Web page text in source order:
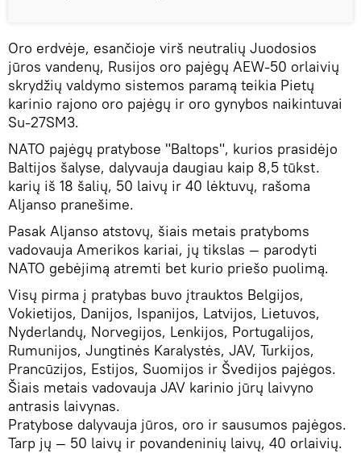
Oro erdvėje, esančioje virš neutralių Juodosios
jūros vandenų, Rusijos oro pajėgų AEW-50 orlaivių
skrydžių valdymo sistemos paramą teikia Pietų
karinio rajono oro pajėgų ir oro gynybos naikintuvai
Su-27SM3.
NATO pajėgų pratybose "Baltops", kurios prasidėjo
Baltijos šalyse, dalyvauja daugiau kaip 8,5 tūkst.
karių iš 18 šalių, 50 laivų ir 40 lėktuvų, rašoma
Aljanso pranešime.
Pasak Aljanso atstovų, šiais metais pratyboms
vadovauja Amerikos kariai, jų tikslas — parodyti
NATO gebėjimą atremti bet kurio priešo puolimą.
Visų pirma į pratybas buvo įtrauktos Belgijos,
Vokietijos, Danijos, Ispanijos, Latvijos, Lietuvos,
Nyderlandų, Norvegijos, Lenkijos, Portugalijos,
Rumunijos, Jungtinės Karalystės, JAV, Turkijos,
Prancūzijos, Estijos, Suomijos ir Švedijos pajėgos.
Šiais metais vadovauja JAV karinio jūrų laivyno
antrasis laivynas.
Pratybose dalyvauja jūros, oro ir sausumos pajėgos.
Tarp jų — 50 laivų ir povandeninių laivų, 40 orlaivių.